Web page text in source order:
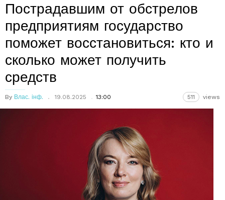
Пострадавшим от обстрелов
предприятиям государство
поможет восстановиться: кто и
сколько может получить
средств
By Влас. інф. 19.08.2025 13:00 511 views